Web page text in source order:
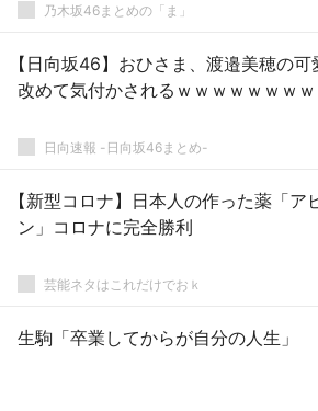
乃木坂46まとめの「ま」
【日向坂46】おひさま、渡邉美穂の可
改めて気付かされるｗｗｗｗｗｗｗｗ
日向速報 -日向坂46まとめ-
【新型コロナ】日本人の作った薬「ア
ン」コロナに完全勝利
芸能ネタはこれだけでおｋ
生駒「卒業してからが自分の人生」